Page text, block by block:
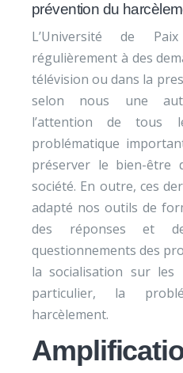
prévention du
L’Université de
régulièrement à des
télévision ou dans la
selon nous une
l’attention de tous
problématique
préserver le bien-être
société. En outre, ces
adapté nos outils de
des réponses et
questionnements des
la socialisation sur les
particulier, la
harcèlement.